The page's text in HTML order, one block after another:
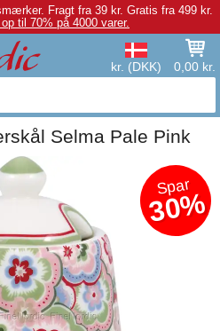
Fragt fra 39 kr. Gratis fra 499 kr.
til 70% på 4000 varer.
kr. (DKK) 0,00 kr.
Selma Pale Pink
Spar
30%